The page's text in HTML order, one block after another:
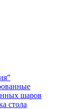
шаров
стола